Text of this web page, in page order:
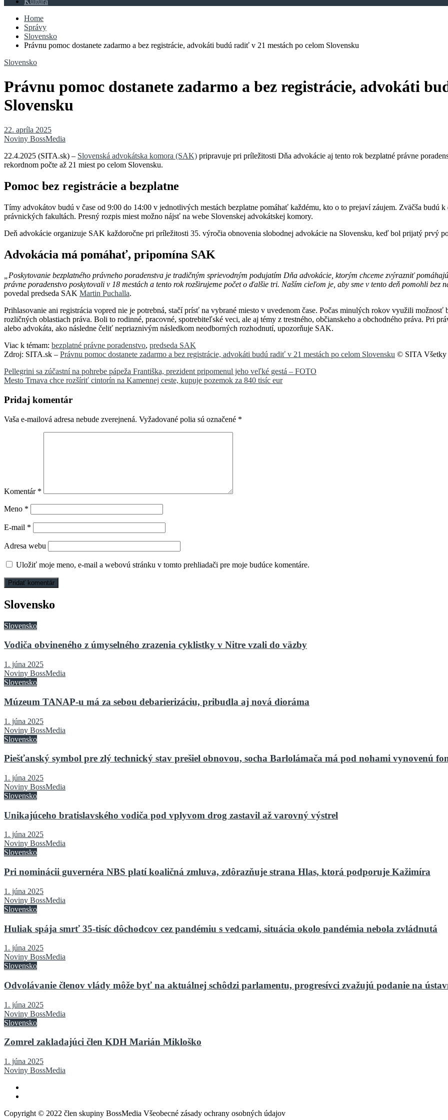
Home
Správy
Slovensko
Právnu pomoc dostanete zadarmo a bez registrácie, advokáti budú radiť v 21 mestách po celom Slovensku
Slovensko
Právnu pomoc dostanete zadarmo a bez registrácie, advokáti
Slovensku
22. apríla 2025
Noviny BossMedia
22.4.2025 (SITA.sk) – Slovenská advokátska komora (SAK) pripravuje pri príležitosti Dňa advokácie aj tento rok bezplatné právne
rekordnom počte až 21 miest po celom Slovensku.
Pomoc bez registrácie a bezplatne
Tímy advokátov budú v čase od 9:00 do 14:00 v jednotlivých mestách bezplatne pomáhať každému, kto o to prejaví záujem. Zväčša budú
právnických fakultách. Presný rozpis miest možno nájsť na webe Slovenskej advokátskej komory.
Deň advokácie organizuje SAK každoročne pri príležitosti 35. výročia obnovenia slobodnej advokácie na Slovensku, keď bol prijatý prvý
Advokácia má pomáhať, pripomína SAK
„Poskytovanie bezplatného právneho poradenstva je tradičným sprievodným podujatím Dňa advokácie, ktorým chceme zvýrazniť
právne poradenstvo poskytovali v 18 mestách a tento rok rozširujeme počet o ďalšie tri. Naším cieľom je, aby sme v tento deň pomohli
povedal predseda SAK Martin Puchalla.
Prihlasovanie ani registrácia vopred nie je potrebná, stačí prísť na vybrané miesto v uvedenom čase. Počas minulých rokov využili
rozličných oblastiach práva. Boli to rodinné, pracovné, spotrebiteľské veci, ale aj témy z trestného, občianskeho a obchodného práva. Pri
alebo advokáta, ako následne čeliť nepriaznivým následkom neodborných rozhodnutí, upozorňuje SAK.
Viac k témam: bezplatné právne poradenstvo, predseda SAK
Zdroj: SITA.sk – Právnu pomoc dostanete zadarmo a bez registrácie, advokáti budú radiť v 21 mestách po celom Slovensku © SITA Všetky
Navigácia
v
článku
Pellegrini sa zúčastní na pohrebe pápeža Františka, prezident pripomenul jeho veľké gestá – FOTO
Mesto Trnava chce rozšíriť cintorín na Kamennej ceste, kupuje pozemok za 840 tisíc eur
Pridaj komentár
Vaša e-mailová adresa nebude zverejnená. Vyžadované polia sú označené *
Komentár *
Meno *
E-mail *
Adresa webu
Uložiť moje meno, e-mail a webovú stránku v tomto prehliadači pre moje budúce komentáre.
Slovensko
Slovensko
Vodiča obvineného z úmyselného zrazenia cyklistky v Nitre vzali do väzby
1. júna 2025
Noviny BossMedia
Slovensko
Múzeum TANAP-u má za sebou debarierizáciu, pribudla aj nová dioráma
1. júna 2025
Noviny BossMedia
Slovensko
Piešťanský symbol pre zlý technický stav prešiel obnovou, socha Barlolámača má pod nohami vynovenú
1. júna 2025
Noviny BossMedia
Slovensko
Unikajúceho bratislavského vodiča pod vplyvom drog zastavil až varovný výstrel
1. júna 2025
Noviny BossMedia
Slovensko
Pri nominácii guvernéra NBS platí koaličná zmluva, zdôrazňuje strana Hlas, ktorá podporuje Kažimíra
1. júna 2025
Noviny BossMedia
Slovensko
Huliak spája smrť 35-tisíc dôchodcov cez pandémiu s vedcami, situácia okolo pandémia nebola zvládnutá
1. júna 2025
Noviny BossMedia
Slovensko
Odvolávanie členov vlády môže byť na aktuálnej schôdzi parlamentu, progresívci zvažujú podanie na
1. júna 2025
Noviny BossMedia
Slovensko
Zomrel zakladajúci člen KDH Marián Mikloško
1. júna 2025
Noviny BossMedia
Copyright © 2022 člen skupiny BossMedia Všeobecné zásady ochrany osobných údajov